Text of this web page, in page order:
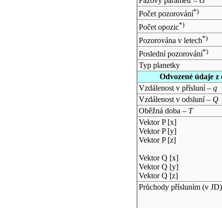
Počet pozorování*)
Počet opozic*)
Pozorována v letech*)
Poslední pozorování*)
Typ planetky
Odvozené údaje
Vzdálenost v přísluní – q
Vzdálenost v odsluní – Q
Oběžná doba – T
Vektor P [x]
Vektor P [y]
Vektor P [z]
Vektor Q [x]
Vektor Q [y]
Vektor Q [z]
Průchody přísluním (v JD)